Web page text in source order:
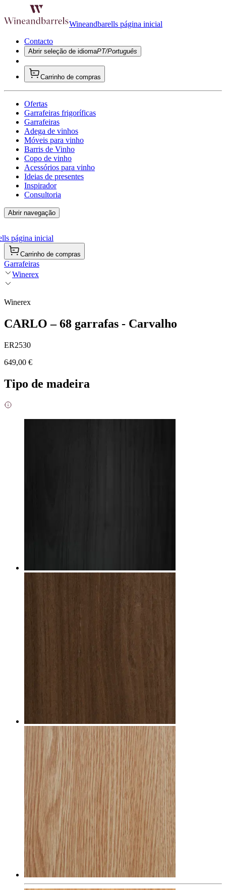
Wineandbarells página inicial
Contacto
Abrir seleção de idiomaPT/Português
Carrinho de compras
Ofertas
Garrafeiras frigoríficas
Garrafeiras
Adega de vinhos
Móveis para vinho
Barris de Vinho
Copo de vinho
Acessórios para vinho
Ideias de presentes
Inspirador
Consultoria
Abrir navegação
página inicial
Carrinho de compras
Garrafeiras
Winerex
Winerex
CARLO – 68 garrafas - Carvalho
ER2530
649,00 €
Tipo de madeira